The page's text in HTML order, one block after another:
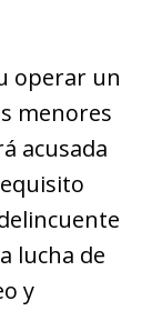
operar un
menores
acusada
lucha de
y